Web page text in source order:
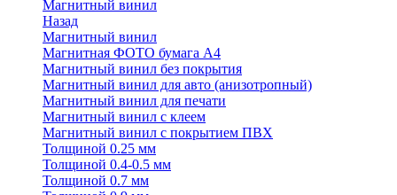
Магнитный винил
Назад
Магнитный винил
Магнитная ФОТО бумага А4
Магнитный винил без покрытия
Магнитный винил для авто (анизотропный)
Магнитный винил для печати
Магнитный винил с клеем
Магнитный винил с покрытием ПВХ
Толщиной 0.25 мм
Толщиной 0.4-0.5 мм
Толщиной 0.7 мм